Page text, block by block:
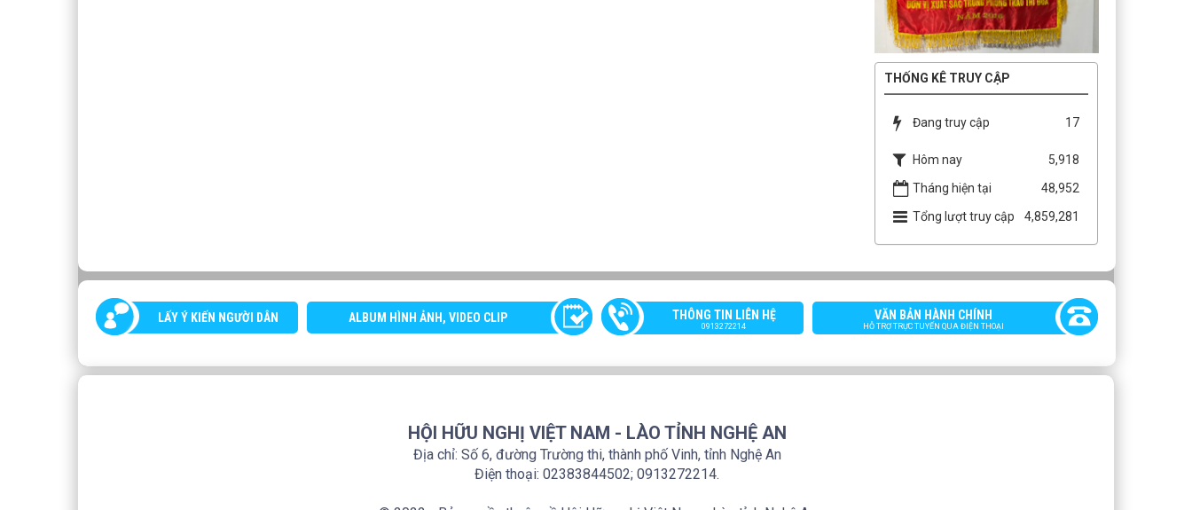
THỐNG KÊ TRUY CẬP
Đang truy cập 17
Hôm nay
5,918
Tháng hiện tại
48,952
Tổng lượt truy cập
4,859,281
LẤY Ý KIẾN NGƯỜI DÂN ALBUM HÌNH ẢNH, VIDEO CLIP THÔNG TIN LIÊN HỆ
0913272214
VĂN BẢN HÀNH CHÍNH
HỖ TRỢ TRỰC TUYẾN QUA ĐIỆN THOẠI
HỘI HỮU NGHỊ VIỆT NAM - LÀO TỈNH NGHỆ AN
Địa chỉ: Số 6, đường Trường thi, thành phố Vinh, tỉnh Nghệ An
Điện thoại: 02383844502; 0913272214.